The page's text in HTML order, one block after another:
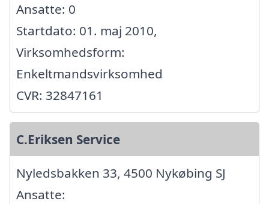
Ansatte: 0
Startdato: 01. maj 2010,
Virksomhedsform:
Enkeltmandsvirksomhed
CVR: 32847161
C.Eriksen Service
Nyledsbakken 33, 4500 Nykøbing SJ
Ansatte: